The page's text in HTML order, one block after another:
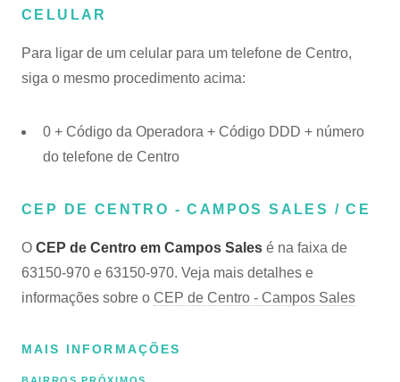
CELULAR
Para ligar de um celular para um telefone de Centro,
siga o mesmo procedimento acima:
0 + Código da Operadora + Código DDD + número
do telefone de Centro
CEP DE CENTRO - CAMPOS SALES / CE
O CEP de Centro em Campos Sales é na faixa de
63150-970 e 63150-970. Veja mais detalhes e
informações sobre o CEP de Centro - Campos Sales
MAIS INFORMAÇÕES